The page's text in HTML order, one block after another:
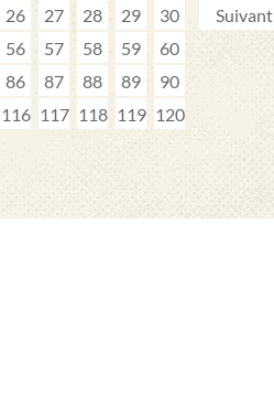
26 27 28 29
30
56 57 58 59
60
86 87 88 89
90
116 117 118 119 120
Suivant